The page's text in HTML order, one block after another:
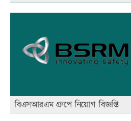
বিএসআরএম গ্রুপে নিয়োগ বিজ্ঞপ্তি